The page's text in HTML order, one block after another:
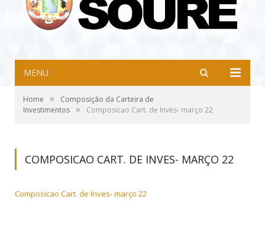
MENU
Home »
Composição da Carteira de
Investimentos » Composicao Cart. de Inves- março 22
COMPOSICAO CART. DE INVES- MARÇO 22
Composicao Cart. de Inves- março 22